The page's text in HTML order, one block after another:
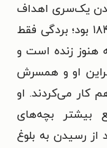
یک‌سری اهداف
کاربردی، شرایط مثل سال‌های پیش از ۱۸۴۸ بود؛ بردگی فقط
هنوز زنده است و
او و همسرش
کار می‌کردند. او
بیشتر بچه‌های
از رسیدن به بلوغ